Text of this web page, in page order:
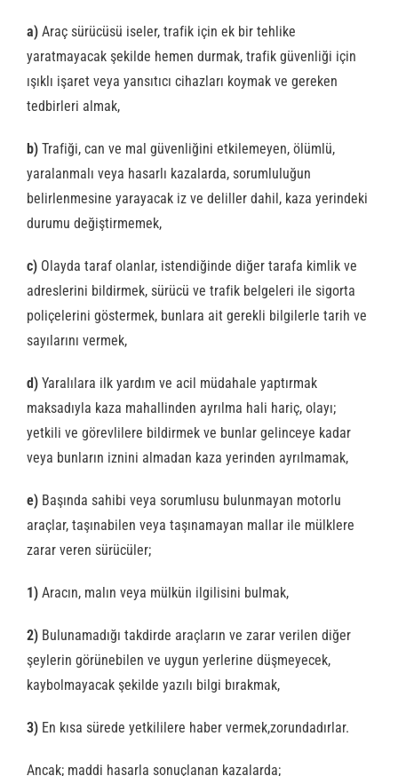
a) Araç sürücüsü iseler, trafik için ek bir tehlike
yaratmayacak şekilde hemen durmak, trafik güvenliği için
ışıklı işaret veya yansıtıcı cihazları koymak ve gereken
tedbirleri almak,
b) Trafiği, can ve mal güvenliğini etkilemeyen, ölümlü,
yaralanmalı veya hasarlı kazalarda, sorumluluğun
belirlenmesine yarayacak iz ve deliller dahil, kaza yerindeki
durumu değiştirmemek,
c) Olayda taraf olanlar, istendiğinde diğer tarafa kimlik ve
adreslerini bildirmek, sürücü ve trafik belgeleri ile sigorta
poliçelerini göstermek, bunlara ait gerekli bilgilerle tarih ve
sayılarını vermek,
d) Yaralılara ilk yardım ve acil müdahale yaptırmak
maksadıyla kaza mahallinden ayrılma hali hariç, olayı;
yetkili ve görevlilere bildirmek ve bunlar gelinceye kadar
veya bunların iznini almadan kaza yerinden ayrılmamak,
e) Başında sahibi veya sorumlusu bulunmayan motorlu
araçlar, taşınabilen veya taşınamayan mallar ile mülklere
zarar veren sürücüler;
1) Aracın, malın veya mülkün ilgilisini bulmak,
2) Bulunamadığı takdirde araçların ve zarar verilen diğer
şeylerin görünebilen ve uygun yerlerine düşmeyecek,
kaybolmayacak şekilde yazılı bilgi bırakmak,
3) En kısa sürede yetkililere haber vermek,zorundadırlar.
Ancak; maddi hasarla sonuçlanan kazalarda;